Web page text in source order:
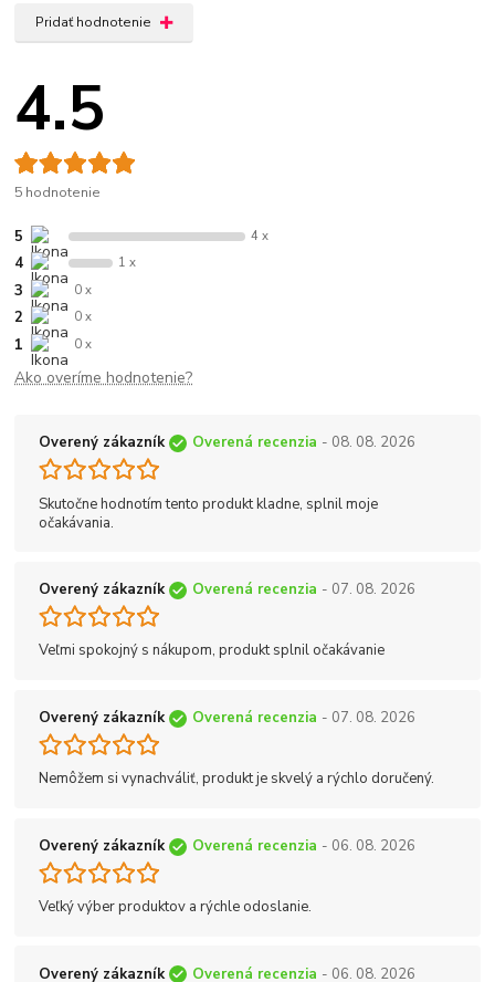
Pridať hodnotenie
4.5
5 hodnotenie
5 4 x
4 1 x
3 0 x
2 0 x
1 0 x
Ako overíme hodnotenie?
Overený zákazník Overená recenzia - 08. 08. 2026
Skutočne hodnotím tento produkt kladne, splnil moje
očakávania.
Overený zákazník Overená recenzia - 07. 08. 2026
Veľmi spokojný s nákupom, produkt splnil očakávanie
Overený zákazník Overená recenzia - 07. 08. 2026
Nemôžem si vynachváliť, produkt je skvelý a rýchlo doručený.
Overený zákazník Overená recenzia - 06. 08. 2026
Veľký výber produktov a rýchle odoslanie.
Overený zákazník Overená recenzia - 06. 08. 2026